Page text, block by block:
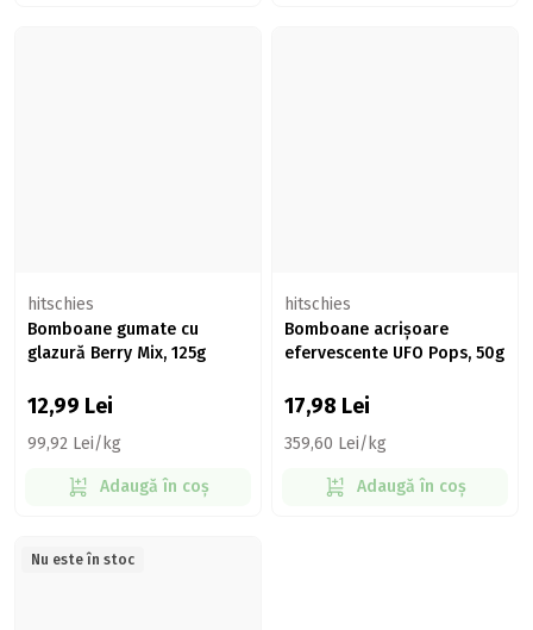
hitschies
Bomboane gumate cu
glazură Berry Mix, 125g
12,99 Lei
99,92 Lei/kg
Adaugă în coș
hitschies
Bomboane acrișoare
efervescente UFO Pops, 50g
17,98 Lei
359,60 Lei/kg
Adaugă în coș
Nu este în stoc